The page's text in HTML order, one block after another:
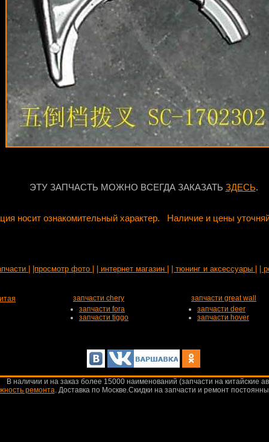
ЭТУ ЗАПЧАСТЬ МОЖНО ВСЕГДА ЗАКАЗАТЬ ЗДЕСЬ.
носит ознакомительный характер. Наличие и цены
| |просмотр фото | | интернет магазин | | тюнинг и аксессуары | |
запчасти chery
запчасти fora
запчасти tiggo
запчасти great wall
запчасти deer
запчасти hover
В наличии и на заказ более 15000 наименований (запчасти на китайские
ремонта.Доставка по Москве.Скидки на запчасти и ремонт